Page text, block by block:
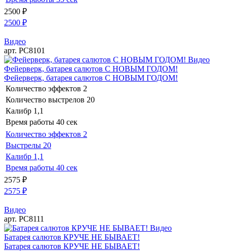
2500 ₽
2500 ₽
Видео
арт. РС8101
Видео
Фейерверк, батарея салютов С НОВЫМ ГОДОМ!
Фейерверк, батарея салютов С НОВЫМ ГОДОМ!
Количество эффектов 2
Количество выстрелов 20
Калибр 1,1
Время работы 40 сек
Количество эффектов 2
Выстрелы 20
Калибр 1,1
Время работы 40 сек
2575 ₽
2575 ₽
Видео
арт. РС8111
Видео
Батарея салютов КРУЧЕ НЕ БЫВАЕТ!
Батарея салютов КРУЧЕ НЕ БЫВАЕТ!